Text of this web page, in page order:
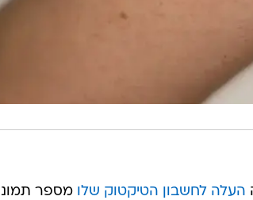
העלה לחשבון הטיקטוק שלו מספר